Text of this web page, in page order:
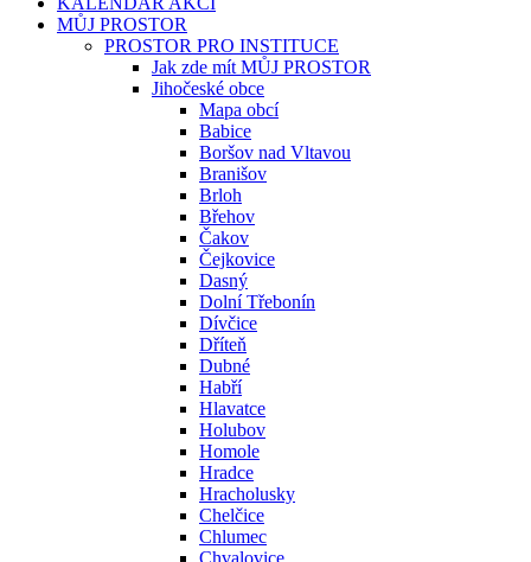
MŮJ PROSTOR
PROSTOR PRO INSTITUCE
Jak zde mít MŮJ PROSTOR
Jihočeské obce
Mapa obcí
Babice
Boršov nad Vltavou
Branišov
Brloh
Břehov
Čakov
Čejkovice
Dasný
Dolní Třebonín
Dívčice
Dříteň
Dubné
Habří
Hlavatce
Holubov
Homole
Hradce
Hracholusky
Chelčice
Chlumec
Chvalovice